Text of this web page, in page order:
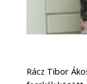
Rácz Tibor